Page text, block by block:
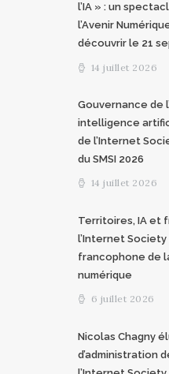
l’IA » : un
l’Avenir
découvrir le 21
14 juillet 2026
Gouvernance de
intelligence
de l’Internet
du SMSI 2026
14 juillet 2026
Territoires, IA et
l’Internet Society
francophone de
numérique
6 juillet 2026
Nicolas Chagny
d’administration